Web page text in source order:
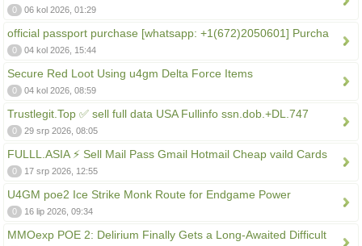
0 06 kol 2026, 01:29
official passport purchase [whatsapp: +1(672)2050601] Purcha
0 04 kol 2026, 15:44
Secure Red Loot Using u4gm Delta Force Items
0 04 kol 2026, 08:59
Trustlegit.Top ✅ sell full data USA Fullinfo ssn.dob.+DL.747
0 29 srp 2026, 08:05
FULLL.ASIA ⚡ Sell Mail Pass Gmail Hotmail Cheap vaild Cards
0 17 srp 2026, 12:55
U4GM poe2 Ice Strike Monk Route for Endgame Power
0 16 lip 2026, 09:34
MMOexp POE 2: Delirium Finally Gets a Long-Awaited Difficult